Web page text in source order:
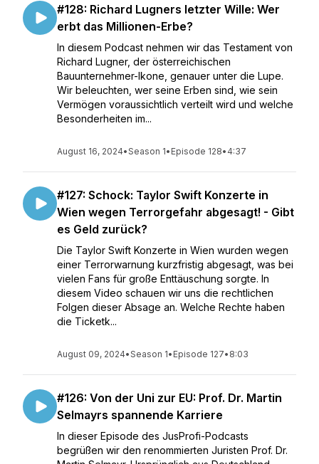
#128: Richard Lugners letzter Wille: Wer
erbt das Millionen-Erbe?
In diesem Podcast nehmen wir das Testament von
Richard Lugner, der österreichischen
Bauunternehmer-Ikone, genauer unter die Lupe.
Wir beleuchten, wer seine Erben sind, wie sein
Vermögen voraussichtlich verteilt wird und welche
Besonderheiten im...
August 16, 2024•Season 1• Episode 128• 4:37
#127: Schock: Taylor Swift Konzerte in
Wien wegen Terrorgefahr abgesagt! - Gibt
es Geld zurück?
Die Taylor Swift Konzerte in Wien wurden wegen
einer Terrorwarnung kurzfristig abgesagt, was bei
vielen Fans für große Enttäuschung sorgte. In
diesem Video schauen wir uns die rechtlichen
Folgen dieser Absage an. Welche Rechte haben
die Ticketk...
August 09, 2024•Season 1• Episode 127• 8:03
#126: Von der Uni zur EU: Prof. Dr. Martin
Selmayrs spannende Karriere
In dieser Episode des JusProfi-Podcasts
begrüßen wir den renommierten Juristen Prof. Dr.